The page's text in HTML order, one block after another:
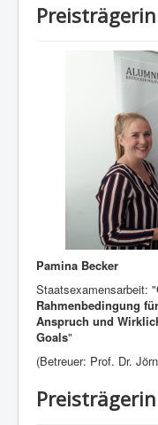
Pamina Becker
Staatsexamensarbeit: "
Rahmenbedingung
Anspruch und
Goals"
(Betreuer: Prof. Dr.